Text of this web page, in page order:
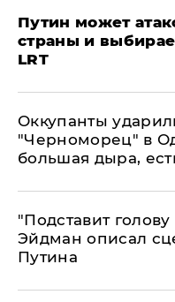
Путин может
страны и
LRT
Оккупанты
"Черноморец" в
большая дыра,
​"Подставит
Эйдман описал
Путина